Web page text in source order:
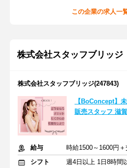
この企業の求人一
株式会社スタッフブリッジ
株式会社スタッフブリッジ(247843)
【BoConcept】
販売スタッフ 滋
給与
時給1500～1600円
シフト
週4日以上 1日8時間